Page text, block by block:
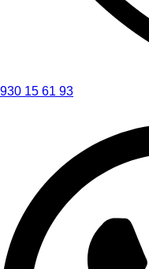
930 15 61 93